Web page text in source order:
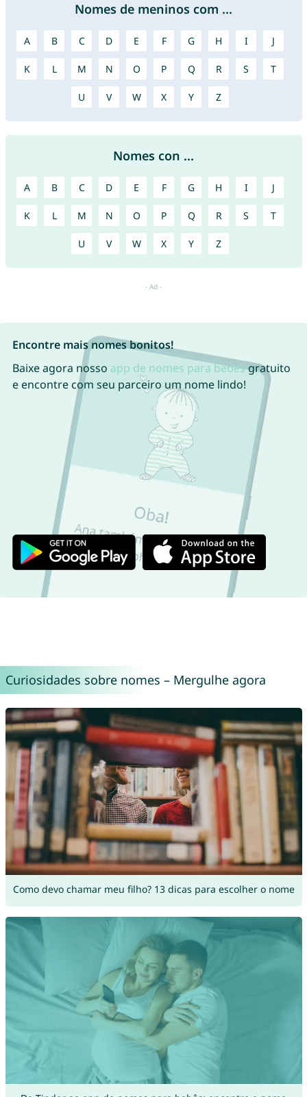
Nomes de meninos com ...
A B C D E F G H I J
K L M N O P Q R S T
U V W X Y Z
Nomes con ...
A B C D E F G H I J
K L M N O P Q R S T
U V W X Y Z
Encontre mais nomes bonitos!
Baixe agora nosso app de nomes para bebêsgratuito
e encontre com seu parceiro um nome lindo!
Curiosidades sobre nomes – Mergulhe agora
Como devo chamar meu filho? 13 dicas para escolher o nome